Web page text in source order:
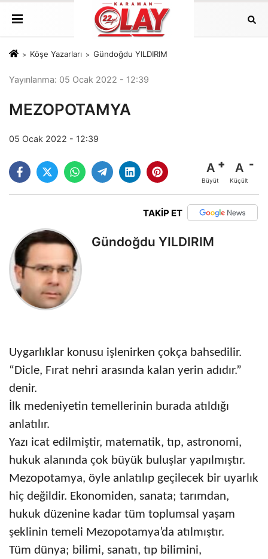
Köşe Yazarları Gündoğdu YILDIRIM
Yayınlanma: 05 Ocak 2022 - 12:39
MEZOPOTAMYA
05 Ocak 2022 - 12:39
A
Büyüt
A
Küçült
TAKİP ET
Gündoğdu YILDIRIM
Uygarlıklar konusu işlenirken çokça bahsedilir.
“Dicle, Fırat nehri arasında kalan yerin adıdır.”
denir.
İlk medeniyetin temellerinin burada atıldığı
anlatılır.
Yazı icat edilmiştir, matematik, tıp, astronomi,
hukuk alanında çok büyük buluşlar yapılmıştır.
Mezopotamya, öyle anlatılıp geçilecek bir uyarlık
hiç değildir. Ekonomiden, sanata; tarımdan,
hukuk düzenine kadar tüm toplumsal yaşam
şeklinin temeli Mezopotamya’da atılmıştır.
Tüm dünya; bilimi, sanatı, tıp bilimini,